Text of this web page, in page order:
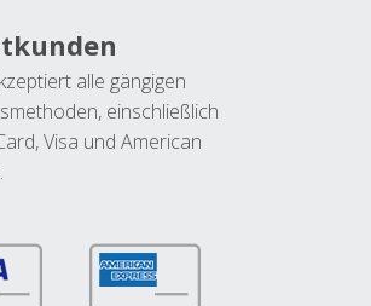
alle gängigen
einschließlich
Visa und American